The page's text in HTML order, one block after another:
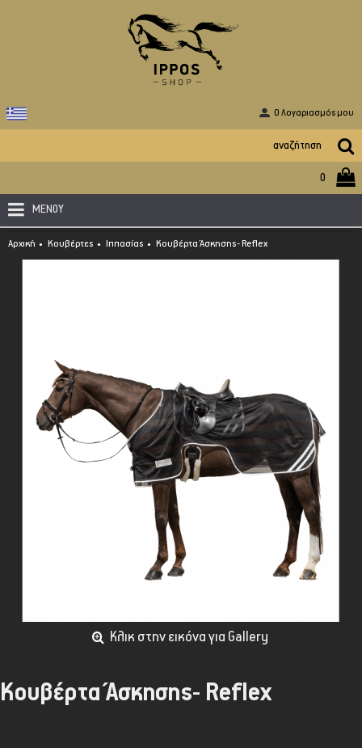
0
O Λογαριασμός μου
ΜΕΝΟΥ
Αρχική Κουβέρτες Ιππασίας Κουβέρτα Άσκησης- Reflex
Κλικ στην εικόνα για Gallery
Κουβέρτα Άσκησης- Reflex